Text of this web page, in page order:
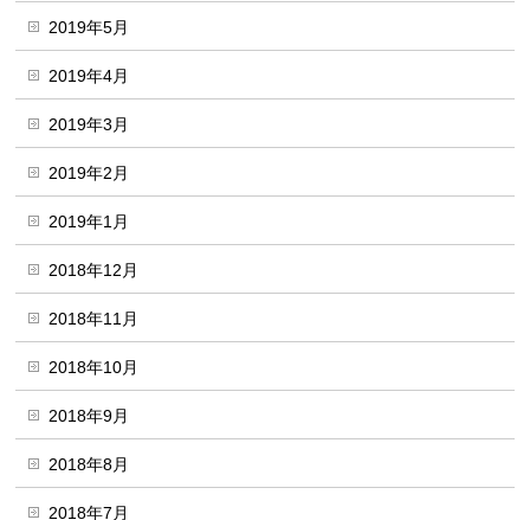
2019年5月
2019年4月
2019年3月
2019年2月
2019年1月
2018年12月
2018年11月
2018年10月
2018年9月
2018年8月
2018年7月